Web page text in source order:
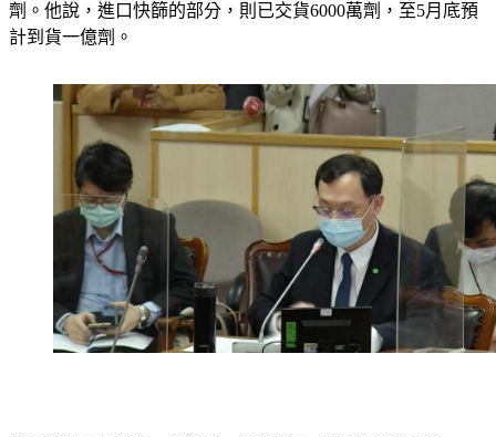
劑。他說，進口快篩的部分，則已交貨6000萬劑，至5月底預
計到貨一億劑。